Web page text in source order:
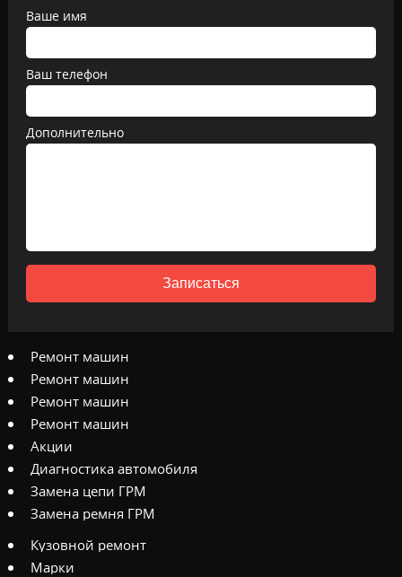
Ваше имя
Ваш телефон
Дополнительно
Записаться
Ремонт машин
Ремонт машин
Ремонт машин
Ремонт машин
Акции
Диагностика автомобиля
Замена цепи ГРМ
Замена ремня ГРМ
Кузовной ремонт
Марки